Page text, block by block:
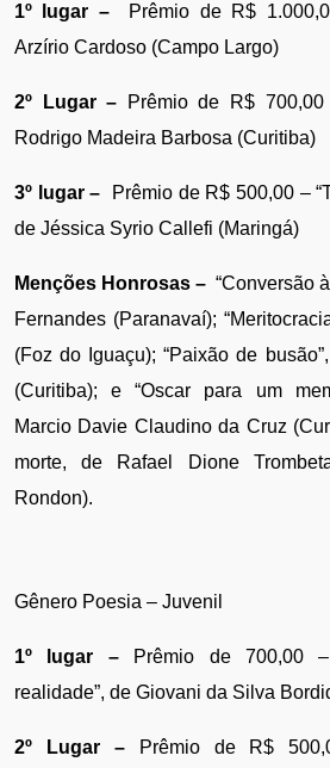
1º lugar – Prêmio de R$
Arzírio Cardoso (Campo Largo)
2º Lugar –
Prêmio de R$
Rodrigo Madeira Barbosa (Curitiba)
3º lugar –
Prêmio de R$ 500,00 –
de Jéssica Syrio Callefi (Maringá)
Menções Honrosas – “Conversão
Fernandes (Paranavaí);
(Foz do Iguaçu); “Paixão de
(Curitiba); e “Oscar para um
Marcio Davie Claudino da Cruz
morte, de Rafael Dione
Rondon).
Gênero Poesia – Juvenil
1º lugar – Prêmio de 700,00 –
realidade”, de Giovani da Silva
2º Lugar – Prêmio de R$